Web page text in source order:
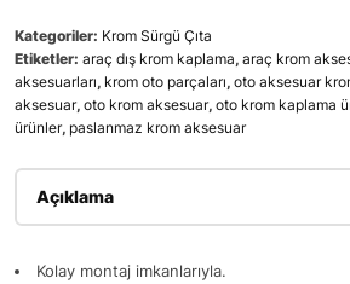
Kategoriler: Krom Sürgü Çıta
Etiketler: araç dış krom kaplama, araç krom
aksesuarları, krom oto parçaları, oto aksesuar
aksesuar, oto krom aksesuar, oto krom kaplama
ürünler, paslanmaz krom aksesuar
Açıklama
Kolay montaj imkanlarıyla.